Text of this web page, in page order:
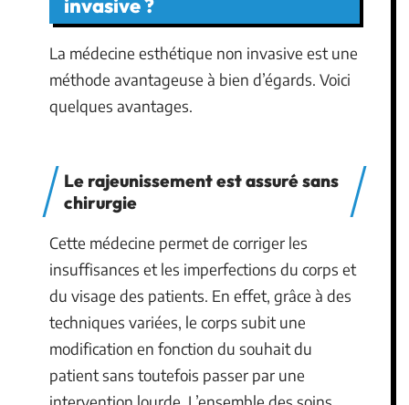
invasive ?
La médecine esthétique non invasive est une
méthode avantageuse à bien d’égards. Voici
quelques avantages.
Le rajeunissement est assuré sans
chirurgie
Cette médecine permet de corriger les
insuffisances et les imperfections du corps et
du visage des patients. En effet, grâce à des
techniques variées, le corps subit une
modification en fonction du souhait du
patient sans toutefois passer par une
intervention lourde. L’ensemble des soins